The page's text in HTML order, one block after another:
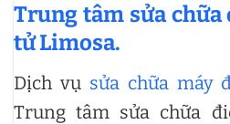
Trung tâm sửa
tử Limosa.
Dịch vụ sửa chữa máy
Trung tâm sửa chữa